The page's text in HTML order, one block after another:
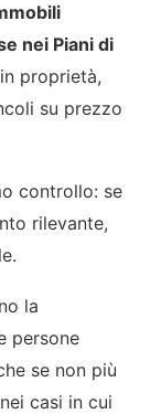
nei Piani di
proprietà,
su prezzo
controllo: se
rilevante,
la
persone
se non più
casi in cui